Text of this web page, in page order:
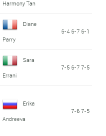
Harmony Tan
Diane
Parry
6-4 6-7 6-1
Sara
Errani
7-5 6-7 7-5
Erika
Andreeva
7-6 7-5